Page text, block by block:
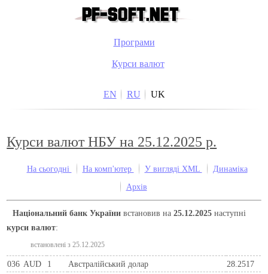
Програми
Курси валют
EN RU UK
Курси валют НБУ на 25.12.2025 р.
На сьогодні На комп'ютер У вигляді XML
Динаміка
Архів
Національний банк України встановив на25.12.2025 наступні
курси валют:
встановлені з 25.12.2025
036 AUD 1 Австралійський долар
28.2517